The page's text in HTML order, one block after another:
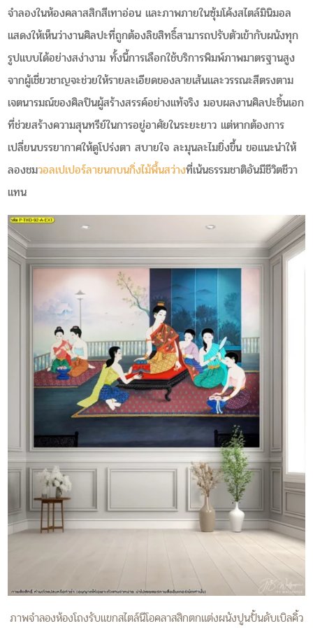
จำลองในห้องคลาสสิกสีเทาอ่อน และภาพภายในซุ้มโค้งสไตล์มินิมอล
แสดงให้เห็นว่างานศิลปะที่ถูกต้องลิขสิทธิ์สามารถปรับตัวเข้ากับผนังทุก
รูปแบบได้อย่างสง่างาม ทั้งนี้การเลือกใช้บริการพิมพ์ภาพมาตรฐานสูง
จากผู้เชี่ยวชาญจะช่วยให้รายละเอียดของลายเส้นและวรรณะสีตรงตาม
เจตนารมณ์ของศิลปินผู้สร้างสรรค์อย่างแท้จริง มอบผลงานศิลปะชิ้นเอก
ที่ช่วยสร้างความสุนทรีย์ในการอยู่อาศัยในระยะยาว แต่หากต้องการ
เปลี่ยนบรรยากาศให้ดูโปร่งตา สบายใจ ละมุนละไมยิ่งขึ้น ขอแนะนำให้
ลองชมวอลเปเปอร์ลายนกบนกิ่งไม้พื้นสว่างที่เน้นธรรมชาติอันมีชีวิตชีวา
แทน
ภาพจำลองห้องโถงรับแขกสไตล์นีโอคลาสสิกตกแต่งผนังปูนปั้นดับเบิลคิ้ว